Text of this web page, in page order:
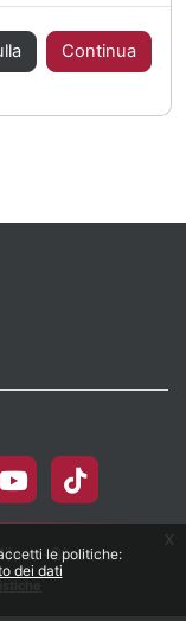
le politiche:
dei dati
x
Continua
Bicocca